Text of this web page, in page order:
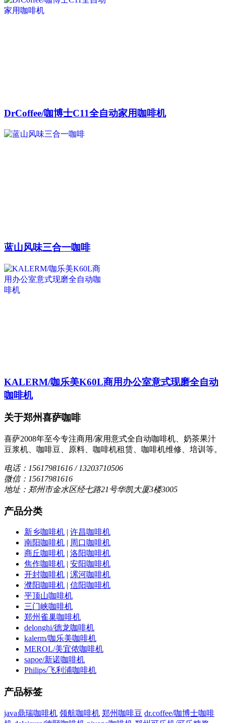
DrCoffee/咖博士C11全自动家用咖啡机
蓝山风味三合一咖啡
KALERM/咖乐美K60L商用办公室意式现磨全自动
咖啡机
关于郑州喜萨咖啡
喜萨2008年至今专注商用/家用意式全自动咖啡机、奶茶果汁
豆浆机、咖啡豆、原料、咖啡机租赁、咖啡机维修、培训等。
电话：15617981616 / 13203710506
微信：15617981616
地址：郑州市金水区经七路21号华凯大厦3楼3005
产品分类
新乡咖啡机
许昌咖啡机
南阳咖啡机
周口咖啡机
商丘咖啡机
洛阳咖啡机
焦作咖啡机
安阳咖啡机
开封咖啡机
漯河咖啡机
濮阳咖啡机
信阳咖啡机
平顶山咖啡机
三门峡咖啡机
郑州雀巢咖啡机
delonghi/德龙咖啡机
kalerm/咖乐美咖啡机
MEROL/美宜侬咖啡机
sapoe/新诺咖啡机
Philips/飞利浦咖啡机
产品标签
java鼎瑞咖啡机 领航咖啡机 郑州咖啡豆 dr.coffee/咖博士咖啡